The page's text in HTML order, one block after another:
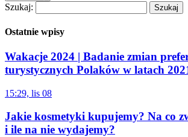
Szukaj:
Ostatnie wpisy
Wakacje 2024 | Badanie zmian
turystycznych Polaków w latach
15:29, lis 08
Jakie kosmetyki kupujemy? Na co
i ile na nie wydajemy?